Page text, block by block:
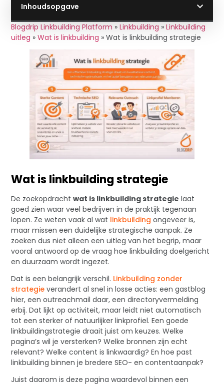
Blogdrip Linkbuilding Platform »Linkbuilding »Linkbuilding
uitleg »Wat is linkbuilding »Wat is linkbuilding strategie
Wat is linkbuilding strategie
De zoekopdrachtwat is linkbuilding strategie laat
goed zien waar veel bedrijven in de praktijk tegenaan
lopen. Ze weten vaak al wat linkbuilding ongeveer is,
maar missen een duidelijke strategische aanpak. Ze
zoeken dus niet alleen een uitleg van het begrip, maar
vooral antwoord op de vraag hoe linkbuilding doelgericht
en duurzaam wordt ingezet.
Dat is een belangrijk verschil. Linkbuilding zonder
strategie verandert al snel in losse acties: een gastblog
hier, een outreachmail daar, een directoryvermelding
erbij. Dat lijkt op activiteit, maar leidt niet automatisch
tot een sterker of natuurlijker linkprofiel. Een goede
linkbuildingstrategie draait juist om keuzes. Welke
pagina’s wil je versterken? Welke bronnen zijn echt
relevant? Welke content is linkwaardig? En hoe past
linkbuilding binnen je bredere SEO- en contentaanpak?
Juist daarom is deze pagina waardevol binnen een
Inhoudsopgave